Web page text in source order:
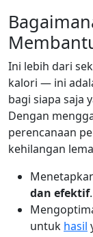
Ini lebih dari
kalori — ini
bagi siapa saja
Dengan
perencanaan
kehilangan
dan efektif.
untuk hasil